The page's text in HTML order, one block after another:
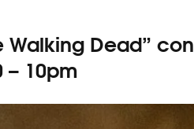
Walking Dead” con
10pm